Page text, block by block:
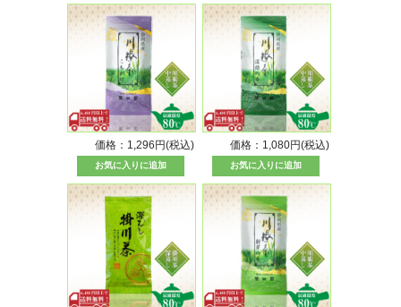
価格：1,296円(税込) 価格：1,080円(税込)